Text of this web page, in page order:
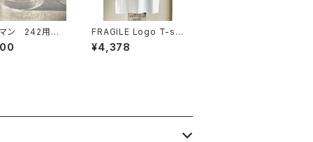
マン 242用グ
リプロ
FRAGILE Logo T-shi
rt (胸ポケット付) 【viba
nt original】
¥4,378